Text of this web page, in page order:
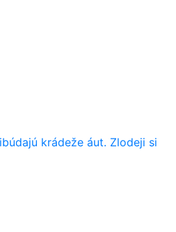
krádeže áut. Zlodeji si